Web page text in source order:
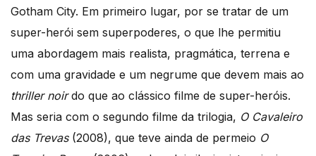
Gotham City. Em primeiro lugar, por se tratar de um
super-herói sem superpoderes, o que lhe permitiu
uma abordagem mais realista, pragmática, terrena e
com uma gravidade e um negrume que devem mais ao
thriller noirdo que ao clássico filme de super-heróis.
Mas seria com o segundo filme da trilogia, O Cavaleiro
das Trevas(2008), que teve ainda de permeio O